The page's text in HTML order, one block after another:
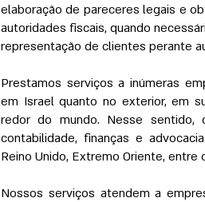
elaboração de pareceres legais e
autoridades fiscais, quando
representação de clientes perante
Prestamos serviços a inúmeras
em Israel quanto no exterior, em
redor do mundo. Nesse
contabilidade, finanças e
Reino Unido, Extremo Oriente, entre
Nossos serviços atendem a